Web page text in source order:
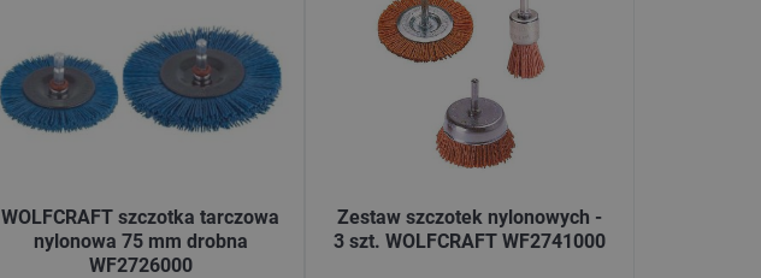
WOLFCRAFT szczotka tarczowa
nylonowa 75 mm drobna
WF2726000
Zestaw szczotek nylonowych -
3 szt. WOLFCRAFT WF2741000